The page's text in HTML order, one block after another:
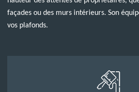
façades ou des murs intérieurs. Son
vos plafonds.